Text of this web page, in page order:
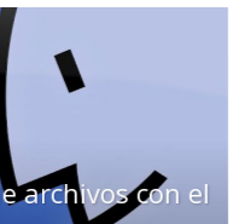
archivos con el